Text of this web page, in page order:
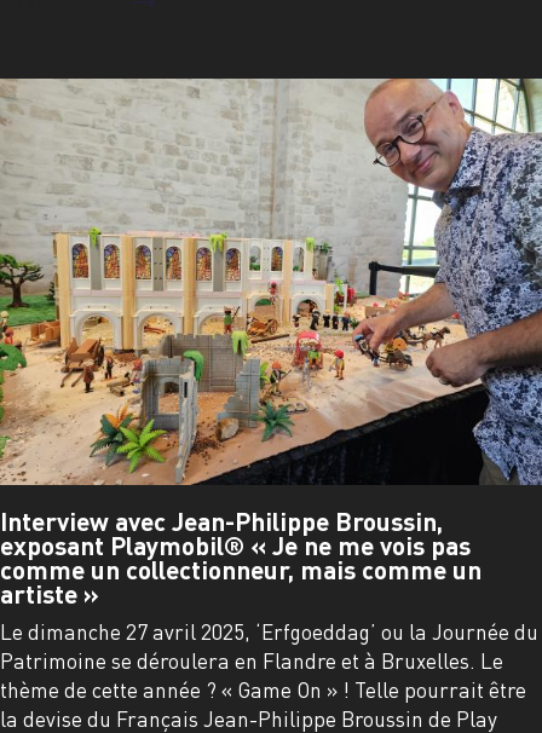
Interview avec Jean-Philippe Broussin,
exposant Playmobil® « Je ne me vois pas
comme un collectionneur, mais comme un
artiste »
Le dimanche 27 avril 2025, ‘Erfgoeddag’ ou la Journée du
Patrimoine se déroulera en Flandre et à Bruxelles. Le
thème de cette année ? « Game On » ! Telle pourrait être
la devise du Français Jean-Philippe Broussin de Play